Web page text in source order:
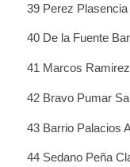
39 Perez Plasencia
40 De la Fuente
41 Marcos
42 Bravo Pumar
43 Barrio Palacios
44 Sedano Peña